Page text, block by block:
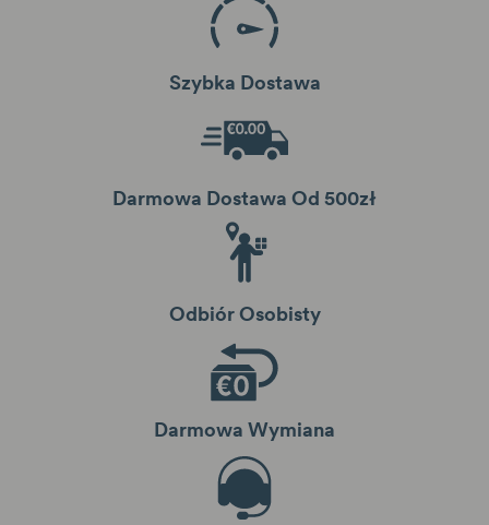
Szybka Dostawa
Darmowa Dostawa Od 500zł
Odbiór Osobisty
Darmowa Wymiana